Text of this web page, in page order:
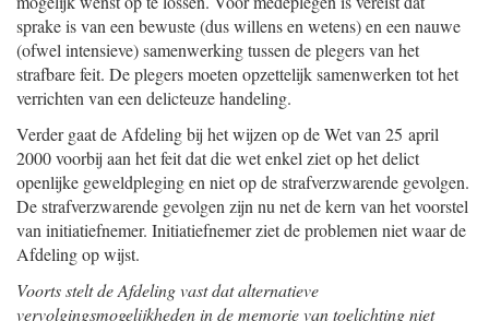
sprake is van een bewuste (dus willens en wetens) en een nauwe
(ofwel intensieve) samenwerking tussen de plegers van het
strafbare feit. De plegers moeten opzettelijk samenwerken tot het
verrichten van een delicteuze handeling.
Verder gaat de Afdeling bij het wijzen op de Wet van 25 april
2000 voorbij aan het feit dat die wet enkel ziet op het delict
openlijke geweldpleging en niet op de strafverzwarende gevolgen.
De strafverzwarende gevolgen zijn nu net de kern van het voorstel
van initiatiefnemer. Initiatiefnemer ziet de problemen niet waar de
Afdeling op wijst.
Voorts stelt de Afdeling vast dat alternatieve
vervolgingsmogelijkheden in de memorie van toelichting niet